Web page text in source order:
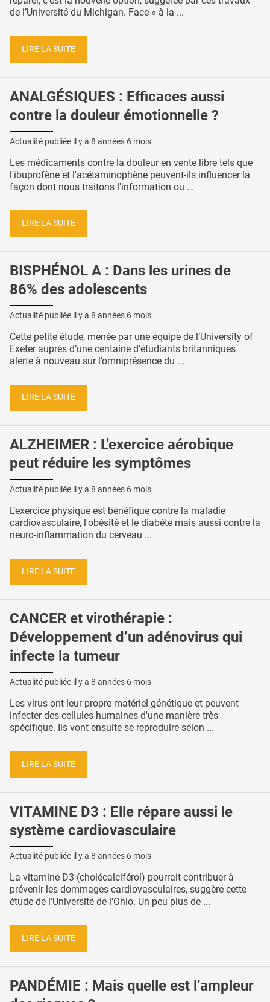
de l’Université du Michigan. Face « à la ...
LIRE LA SUITE
ANALGÉSIQUES : Efficaces aussi
contre la douleur émotionnelle ?
Actualité publiée il y a 8 années 6 mois
Les médicaments contre la douleur en vente libre tels que
l'ibuprofène et l'acétaminophène peuvent-ils influencer la
façon dont nous traitons l'information ou ...
LIRE LA SUITE
BISPHÉNOL A : Dans les urines de
86% des adolescents
Actualité publiée il y a 8 années 6 mois
Cette petite étude, menée par une équipe de l’University of
Exeter auprès d’une centaine d’étudiants britanniques
alerte à nouveau sur l’omniprésence du ...
LIRE LA SUITE
ALZHEIMER : L'exercice aérobique
peut réduire les symptômes
Actualité publiée il y a 8 années 6 mois
L’exercice physique est bénéfique contre la maladie
cardiovasculaire, l'obésité et le diabète mais aussi contre la
neuro-inflammation du cerveau ...
LIRE LA SUITE
CANCER et virothérapie :
Développement d’un adénovirus qui
infecte la tumeur
Actualité publiée il y a 8 années 6 mois
Les virus ont leur propre matériel génétique et peuvent
infecter des cellules humaines d'une manière très
spécifique. Ils vont ensuite se reproduire selon ...
LIRE LA SUITE
VITAMINE D3 : Elle répare aussi le
système cardiovasculaire
Actualité publiée il y a 8 années 6 mois
La vitamine D3 (cholécalciférol) pourrait contribuer à
prévenir les dommages cardiovasculaires, suggère cette
étude de l'Université de l'Ohio. Un peu plus de ...
LIRE LA SUITE
PANDÉMIE : Mais quelle est l’ampleur